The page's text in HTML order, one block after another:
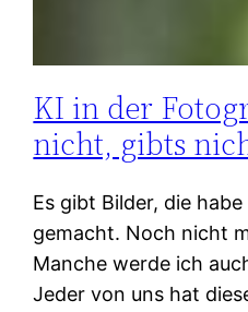
KI in der
nicht, gibts
Es gibt Bilder, die
gemacht. Noch nicht
Manche werde ich
Jeder von uns hat